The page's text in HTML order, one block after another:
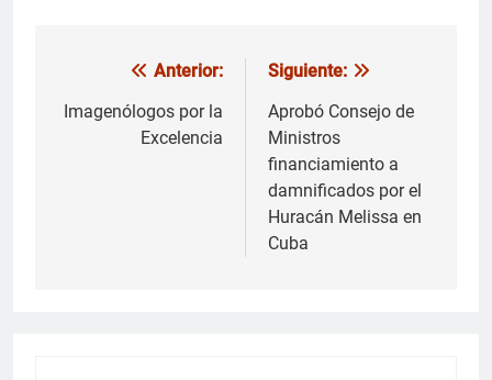
Navegación
de
Anterior:
Imagenólogos por la
Excelencia
Siguiente:
Aprobó Consejo de
Ministros
financiamiento a
damnificados por el
Huracán Melissa en
Cuba